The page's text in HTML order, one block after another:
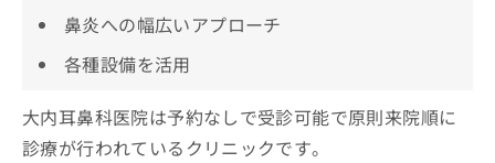
鼻炎への幅広いアプローチ
各種設備を活用
大内耳鼻科医院は予約なしで受診可能で原則来院順に
診療が行われているクリニックです。